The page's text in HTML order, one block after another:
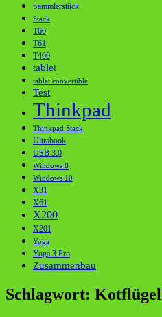
Sammlerstück
Stack
T60
T61
T400
tablet
tablet convertible
Test
Thinkpad
Thinkpad Stack
Ultrabook
USB 3.0
Windows 8
Windows 10
X31
X61
X200
X201
Yoga
Yoga 3 Pro
Zusammenbau
Schlagwort: Kotflügel